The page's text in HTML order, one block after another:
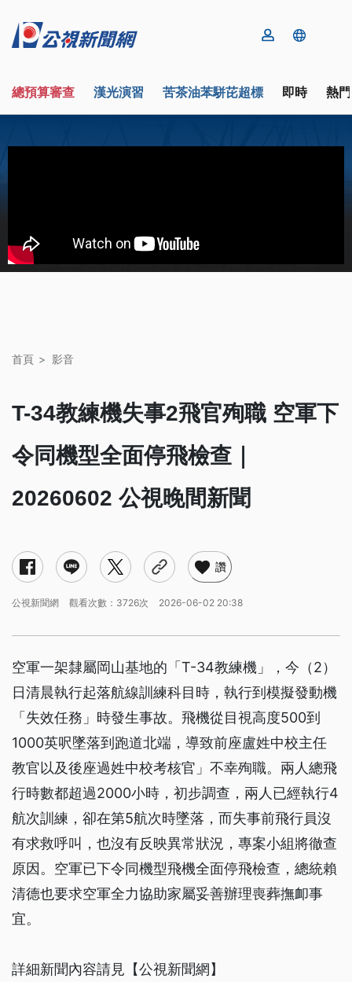
總預算審查 漢光演習 苦茶油苯駢芘超標 即時 熱
首頁 影音
T-34教練機失事2飛官殉職 空軍下
令同機型全面停飛檢查｜
20260602 公視晚間新聞
讚
公視新聞網 觀看次數：3726次 2026-06-02 20:38
空軍一架隸屬岡山基地的「T-34教練機」，今（2）
日清晨執行起落航線訓練科目時，執行到模擬發動機
「失效任務」時發生事故。飛機從目視高度500到
1000英呎墜落到跑道北端，導致前座盧姓中校主任
教官以及後座過姓中校考核官」不幸殉職。兩人總飛
行時數都超過2000小時，初步調查，兩人已經執行4
航次訓練，卻在第5航次時墜落，而失事前飛行員沒
有求救呼叫，也沒有反映異常狀況，專案小組將徹查
原因。空軍已下令同機型飛機全面停飛檢查，總統賴
清德也要求空軍全力協助家屬妥善辦理喪葬撫卹事
宜。
詳細新聞內容請見【公視新聞網】